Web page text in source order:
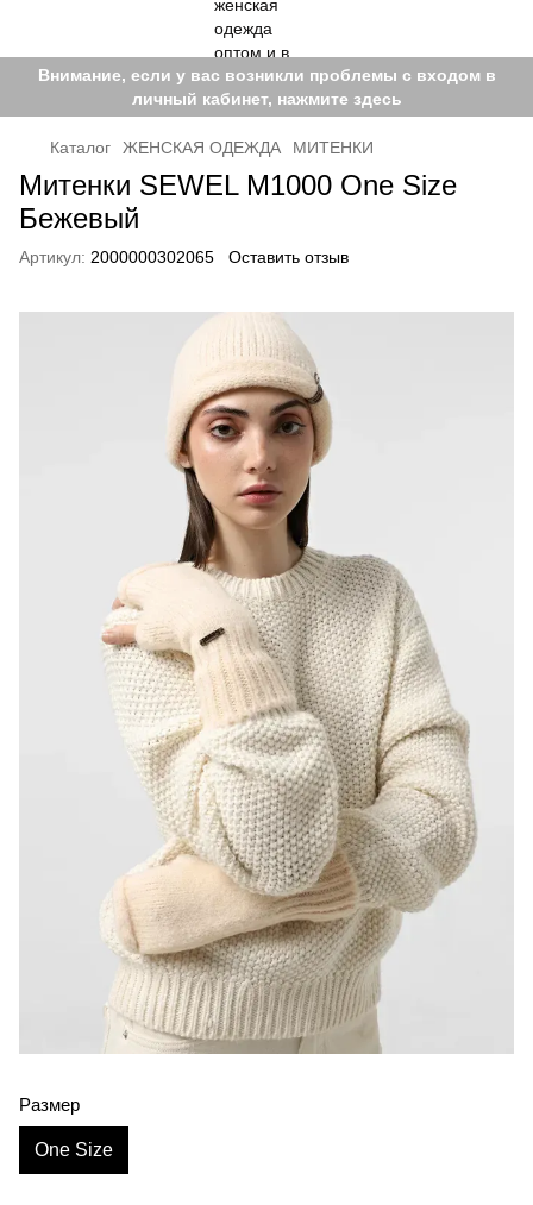
Внимание, если у вас возникли проблемы с входом в
личный кабинет, нажмите здесь
Каталог ЖЕНСКАЯ ОДЕЖДА МИТЕНКИ
Митенки SEWEL M1000 One Size
Бежевый
Артикул: 2000000302065 Оставить отзыв
Размер
One Size